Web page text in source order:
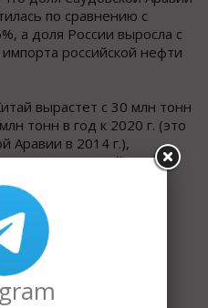
по сравнению с
а доля России выросла с
российской нефти
вырастет с 30 млн тонн
тонн в год к 2020 г. (это
Аравии в 2014 г.),
энергетической
Mackenzie. Источник: